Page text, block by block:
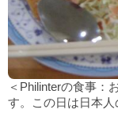
＜Philinterの食事：
す。この日は日本